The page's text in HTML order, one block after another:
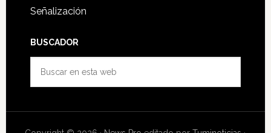
Señalización
BUSCADOR
web